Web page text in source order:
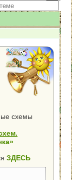
схемы
ЗДЕСЬ